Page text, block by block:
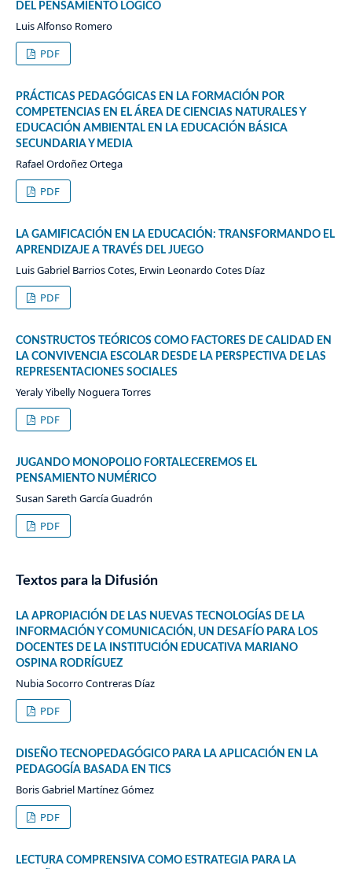
DEL PENSAMIENTO LÓGICO
Luis Alfonso Romero
PDF
PRÁCTICAS PEDAGÓGICAS EN LA FORMACIÓN POR
COMPETENCIAS EN EL ÁREA DE CIENCIAS NATURALES Y
EDUCACIÓN AMBIENTAL EN LA EDUCACIÓN BÁSICA
SECUNDARIA Y MEDIA
Rafael Ordoñez Ortega
PDF
LA GAMIFICACIÓN EN LA EDUCACIÓN: TRANSFORMANDO EL
APRENDIZAJE A TRAVÉS DEL JUEGO
Luis Gabriel Barrios Cotes, Erwin Leonardo Cotes Díaz
PDF
CONSTRUCTOS TEÓRICOS COMO FACTORES DE CALIDAD EN
LA CONVIVENCIA ESCOLAR DESDE LA PERSPECTIVA DE LAS
REPRESENTACIONES SOCIALES
Yeraly Yibelly Noguera Torres
PDF
JUGANDO MONOPOLIO FORTALECEREMOS EL
PENSAMIENTO NUMÉRICO
Susan Sareth García Guadrón
PDF
Textos para la Difusión
LA APROPIACIÓN DE LAS NUEVAS TECNOLOGÍAS DE LA
INFORMACIÓN Y COMUNICACIÓN, UN DESAFÍO PARA LOS
DOCENTES DE LA INSTITUCIÓN EDUCATIVA MARIANO
OSPINA RODRÍGUEZ
Nubia Socorro Contreras Díaz
PDF
DISEÑO TECNOPEDAGÓGICO PARA LA APLICACIÓN EN LA
PEDAGOGÍA BASADA EN TICS
Boris Gabriel Martínez Gómez
PDF
LECTURA COMPRENSIVA COMO ESTRATEGIA PARA LA